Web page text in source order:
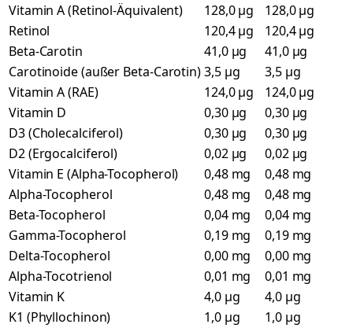
Vitamin A (Retinol-Äquivalent)
128,0 µg
128,0 µg
Retinol
120,4 µg
120,4 µg
Beta-Carotin
41,0 µg
41,0 µg
Carotinoide (außer Beta-Carotin)3,5 µg
3,5 µg
Vitamin A (RAE)
124,0 µg
124,0 µg
Vitamin D
0,30 µg
0,30 µg
D3 (Cholecalciferol)
0,30 µg
0,30 µg
D2 (Ergocalciferol)
0,02 µg
0,02 µg
Vitamin E (Alpha-Tocopherol)
0,48 mg
0,48 mg
Alpha-Tocopherol
0,48 mg
0,48 mg
Beta-Tocopherol
0,04 mg
0,04 mg
Gamma-Tocopherol
0,19 mg
0,19 mg
Delta-Tocopherol
0,00 mg
0,00 mg
Alpha-Tocotrienol
0,01 mg
0,01 mg
Vitamin K
4,0 µg
4,0 µg
K1 (Phyllochinon)
1,0 µg
1,0 µg